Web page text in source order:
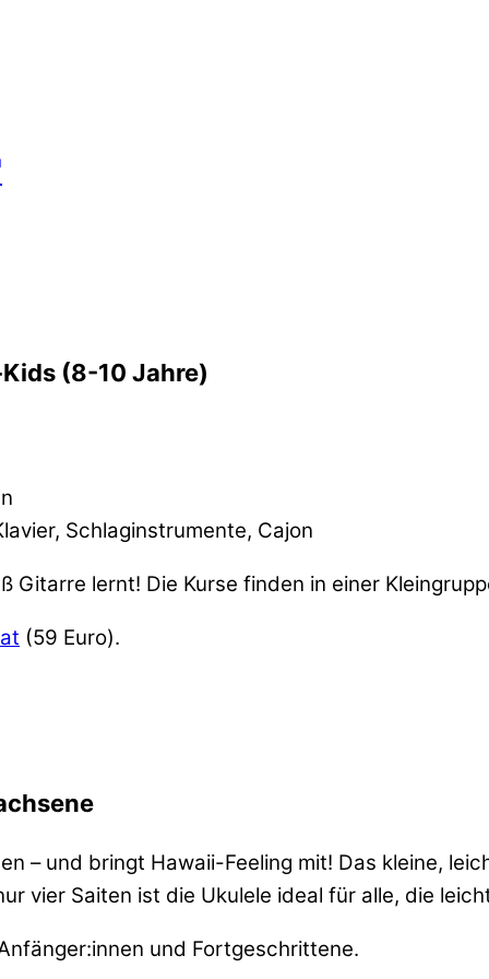
(8-10 Jahre)
Schlaginstrumente, Cajon
Gitarre lernt! Die Kurse finden in einer
(59 Euro).
– und bringt Hawaii-Feeling mit! Das kleine,
vier Saiten ist die Ukulele ideal für alle, die
und Fortgeschrittene.